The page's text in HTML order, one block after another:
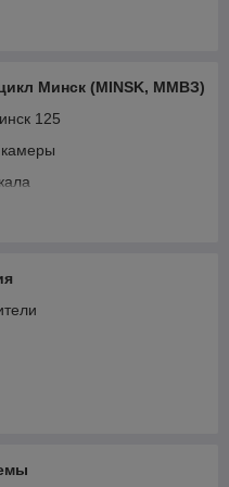
подшипники
карбюратор
вариатор, цепи)
Минск (MINSK, ММВЗ)
125
Минск (реле